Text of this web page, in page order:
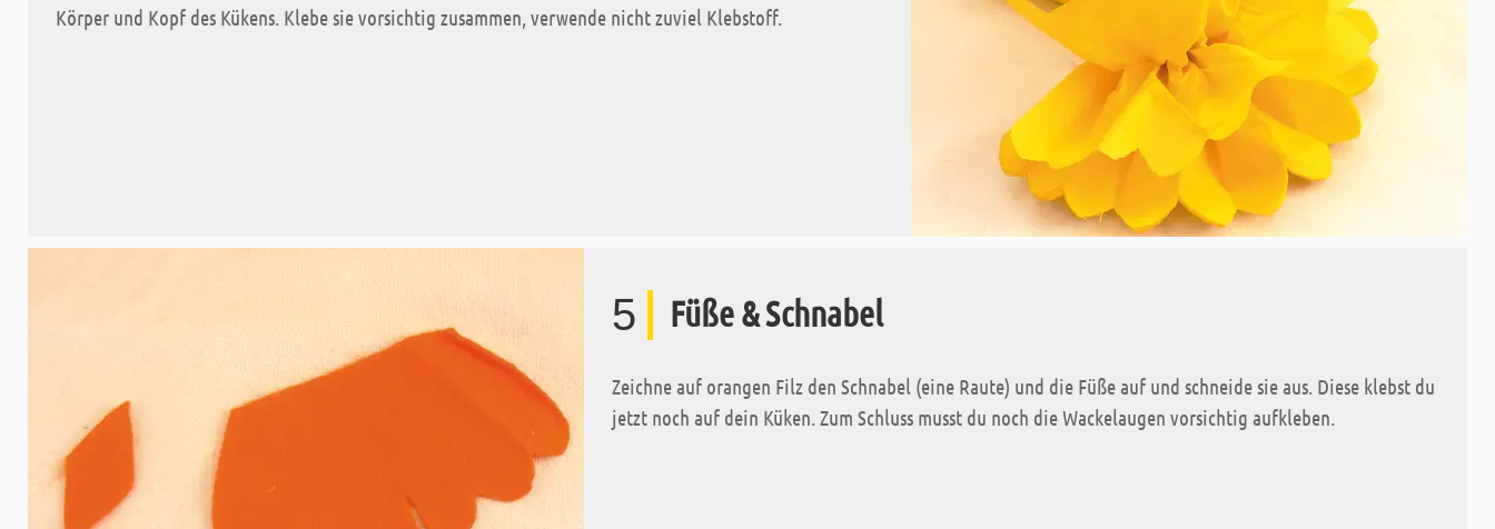
Körper und Kopf des Kükens. Klebe sie vorsichtig zusammen, verwende nicht zuviel Klebstoff.
5 Füße & Schnabel
Zeichne auf orangen Filz den Schnabel (eine Raute) und die Füße auf und schneide sie aus. Diese klebst du
jetzt noch auf dein Küken. Zum Schluss musst du noch die Wackelaugen vorsichtig aufkleben.